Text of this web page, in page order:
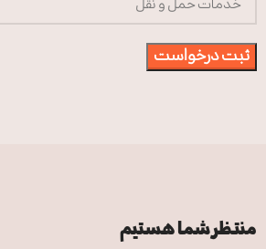
منتظر شما هستیم